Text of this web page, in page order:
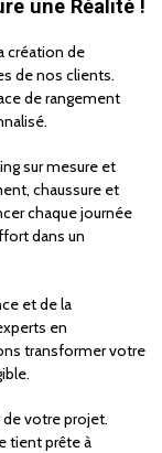
une Réalité !
création de
de nos clients.
de rangement
sur mesure et
chaussure et
chaque journée
dans un
et de la
en
transformer votre
votre projet.
tient prête à